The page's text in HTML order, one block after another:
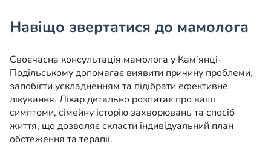
Навіщо звертатися до мамолога
Своєчасна консультація мамолога у Кам’янці-
Подільському допомагає виявити причину проблеми,
запобігти ускладненням та підібрати ефективне
лікування. Лікар детально розпитає про ваші
симптоми, сімейну історію захворювань та спосіб
життя, що дозволяє скласти індивідуальний план
обстеження та терапії.